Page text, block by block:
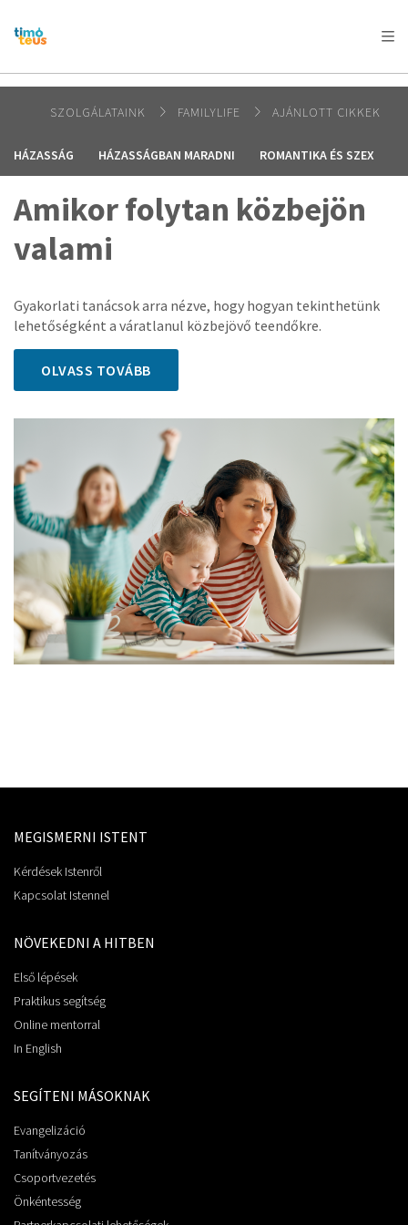
AFRICA
AMERICA / CARIBBEAN
OCEANIA
SZOLGÁLATAINK FAMILYLIFE AJÁNLOTT CIKKEK
HÁZASSÁG HÁZASSÁGBAN MARADNI ROMANTIKA ÉS SZEX
Amikor folytan közbejön
valami
Gyakorlati tanácsok arra nézve, hogy hogyan tekinthetünk
lehetőségként a váratlanul közbejövő teendőkre.
OLVASS TOVÁBB
MEGISMERNI ISTENT
Kérdések Istenről
Kapcsolat Istennel
NÖVEKEDNI A HITBEN
Első lépések
Praktikus segítség
Online mentorral
In English
SEGÍTENI MÁSOKNAK
Evangelizáció
Tanítványozás
Csoportvezetés
Önkéntesség